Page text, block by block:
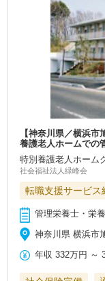
【神奈川県／横浜
養護老人ホームでの
特別養護老人ホーム
社会福祉法人緑峰会
転職支援サービス
管理栄養士・栄
神奈川県 横浜市
年収 332万円 ～